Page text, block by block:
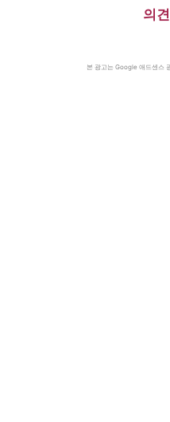
의
본 광고는 Google 애드센스